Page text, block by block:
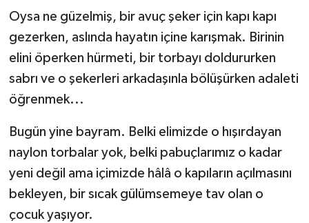
Oysa ne güzelmiş, bir avuç şeker için kapı kapı
gezerken, aslında hayatın içine karışmak. Birinin
elini öperken hürmeti, bir torbayı doldururken
sabrı ve o şekerleri arkadaşınla bölüşürken adaleti
öğrenmek...
Bugün yine bayram. Belki elimizde o hışırdayan
naylon torbalar yok, belki pabuçlarımız o kadar
yeni değil ama içimizde hâlâ o kapıların açılmasını
bekleyen, bir sıcak gülümsemeye tav olan o
çocuk yaşıyor.